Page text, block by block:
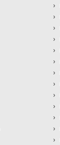
›
›
›
›
›
›
›
›
›
›
›
›
›